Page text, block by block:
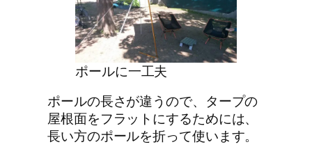
ポールに一工夫
ポールの長さが違うので、タープの
屋根面をフラットにするためには、
長い方のポールを折って使います。